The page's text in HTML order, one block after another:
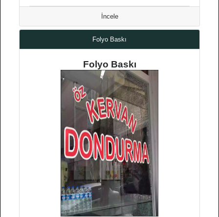
İncele
Folyo Baskı
Folyo Baskı